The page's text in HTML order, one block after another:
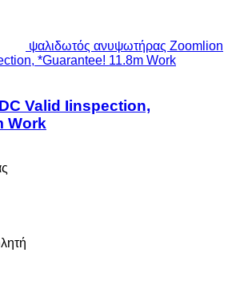
ψαλιδωτός ανυψωτήρας Zoomlion
*Guarantee! 11.8m Work
Valid Iinspection,
Work